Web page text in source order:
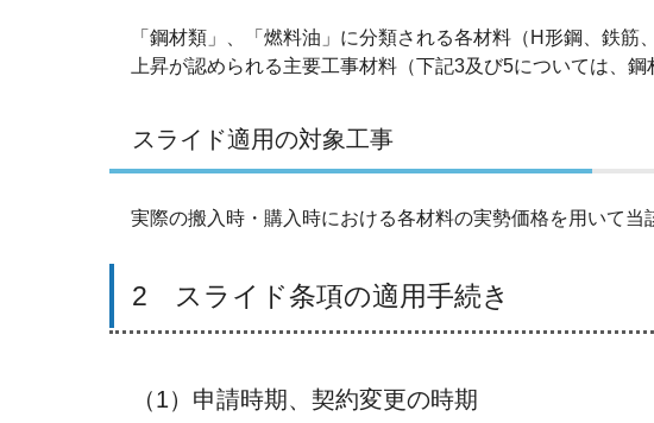
「鋼材類」、「燃料油」に分類される各材料（H形鋼、鉄
上昇が認められる主要工事材料（下記3及び5については、鋼
スライド適用の対象工事
実際の搬入時・購入時における各材料の実勢価格を用いて
2 スライド条項の適用手続き
（1）申請時期、契約変更の時期